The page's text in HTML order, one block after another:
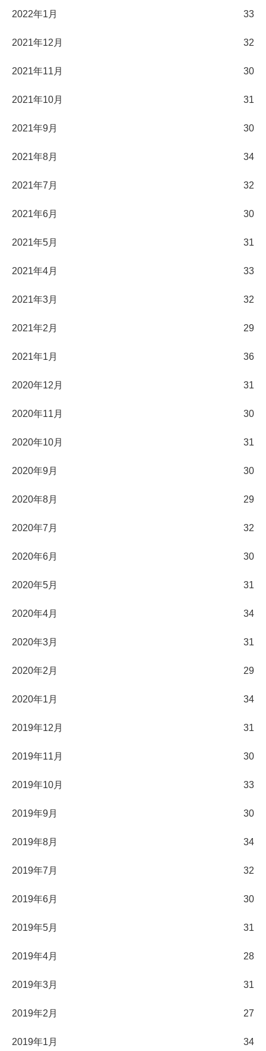
2022年1月 33
2021年12月 32
2021年11月 30
2021年10月 31
2021年9月 30
2021年8月 34
2021年7月 32
2021年6月 30
2021年5月 31
2021年4月 33
2021年3月 32
2021年2月 29
2021年1月 36
2020年12月 31
2020年11月 30
2020年10月 31
2020年9月 30
2020年8月 29
2020年7月 32
2020年6月 30
2020年5月 31
2020年4月 34
2020年3月 31
2020年2月 29
2020年1月 34
2019年12月 31
2019年11月 30
2019年10月 33
2019年9月 30
2019年8月 34
2019年7月 32
2019年6月 30
2019年5月 31
2019年4月 28
2019年3月 31
2019年2月 27
2019年1月 34